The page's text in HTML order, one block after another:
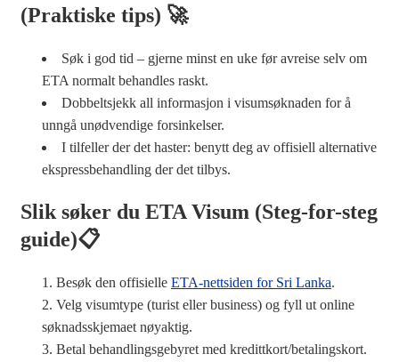
(Praktiske tips) 🚀
Søk i god tid – gjerne minst en uke før avreise selv om
ETA normalt behandles raskt.
Dobbeltsjekk all informasjon i visumsøknaden for å
unngå unødvendige forsinkelser.
I tilfeller der det haster: benytt deg av offisiell alternative
ekspressbehandling der det tilbys.
Slik søker du ETA Visum (Steg-for-steg
guide)📋
Besøk den offisielle ETA-nettsiden for Sri Lanka.
Velg visumtype (turist eller business) og fyll ut online
søknadsskjemaet nøyaktig.
Betal behandlingsgebyret med kredittkort/betalingskort.